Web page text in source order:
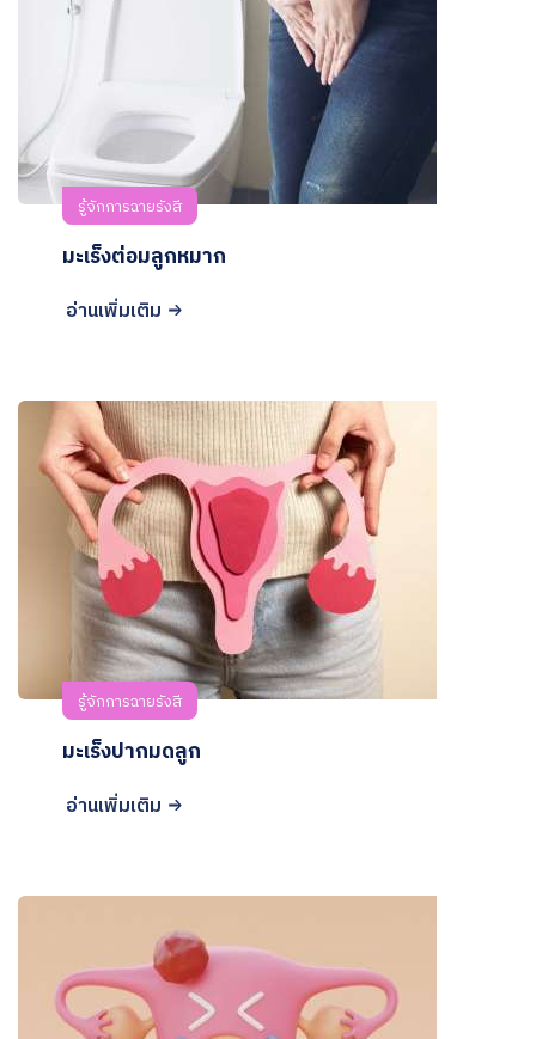
รู้จักการฉายรังสี
มะเร็งต่อมลูกหมาก
อ่านเพิ่มเติม
รู้จักการฉายรังสี
มะเร็งปากมดลูก
อ่านเพิ่มเติม